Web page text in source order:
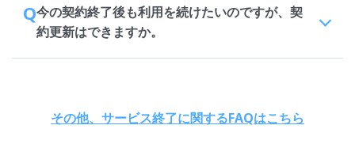
Q今の契約終了後も利用を続けたいのですが、契
約更新はできますか。
その他、サービス終了に関するFAQはこちら